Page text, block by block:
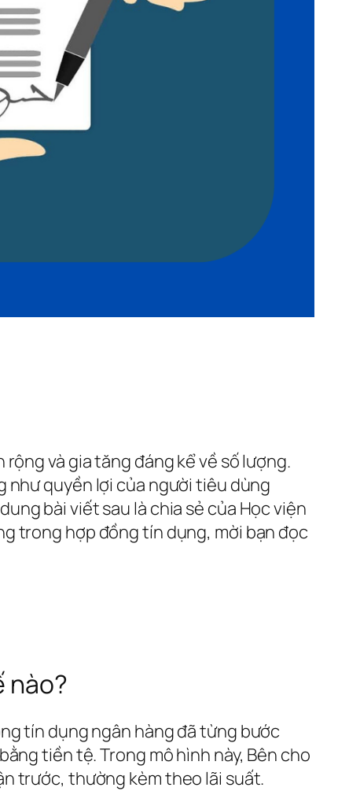
và gia tăng đáng kể về số lượng.
như quyền lợi của người tiêu dùng
bài viết sau là chia sẻ của Học viện
trong hợp đồng tín dụng, mời bạn đọc
nào?
tín dụng ngân hàng đã từng bước
tiền tệ. Trong mô hình này, Bên cho
trước, thường kèm theo lãi suất.